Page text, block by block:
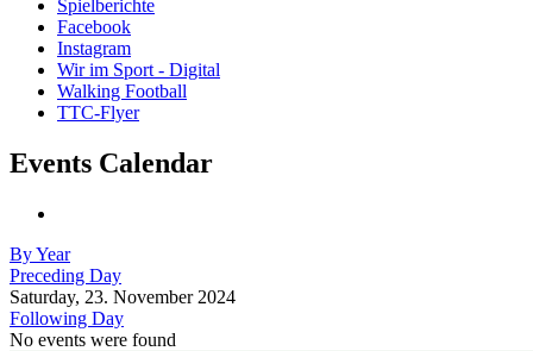
Spielberichte
Facebook
Instagram
Wir im Sport - Digital
Walking Football
TTC-Flyer
Events Calendar
By Year
Preceding Day
Saturday, 23. November 2024
Following Day
No events were found